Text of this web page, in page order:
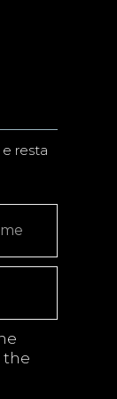
resta
the